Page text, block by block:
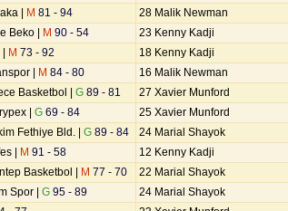
| M 81 - 94
28 Malik Newman
Beko | M 90 - 54
23 Kenny Kadji
M 73 - 92
18 Kenny Kadji
| M 84 - 80
16 Malik Newman
Basketbol | G 89 - 81
27 Xavier Munford
| G 69 - 84
25 Xavier Munford
Fethiye Bld. | G 89 - 84
24 Marial Shayok
| M 91 - 58
12 Kenny Kadji
Basketbol | M 77 - 70
22 Marial Shayok
Spor | G 95 - 89
24 Marial Shayok